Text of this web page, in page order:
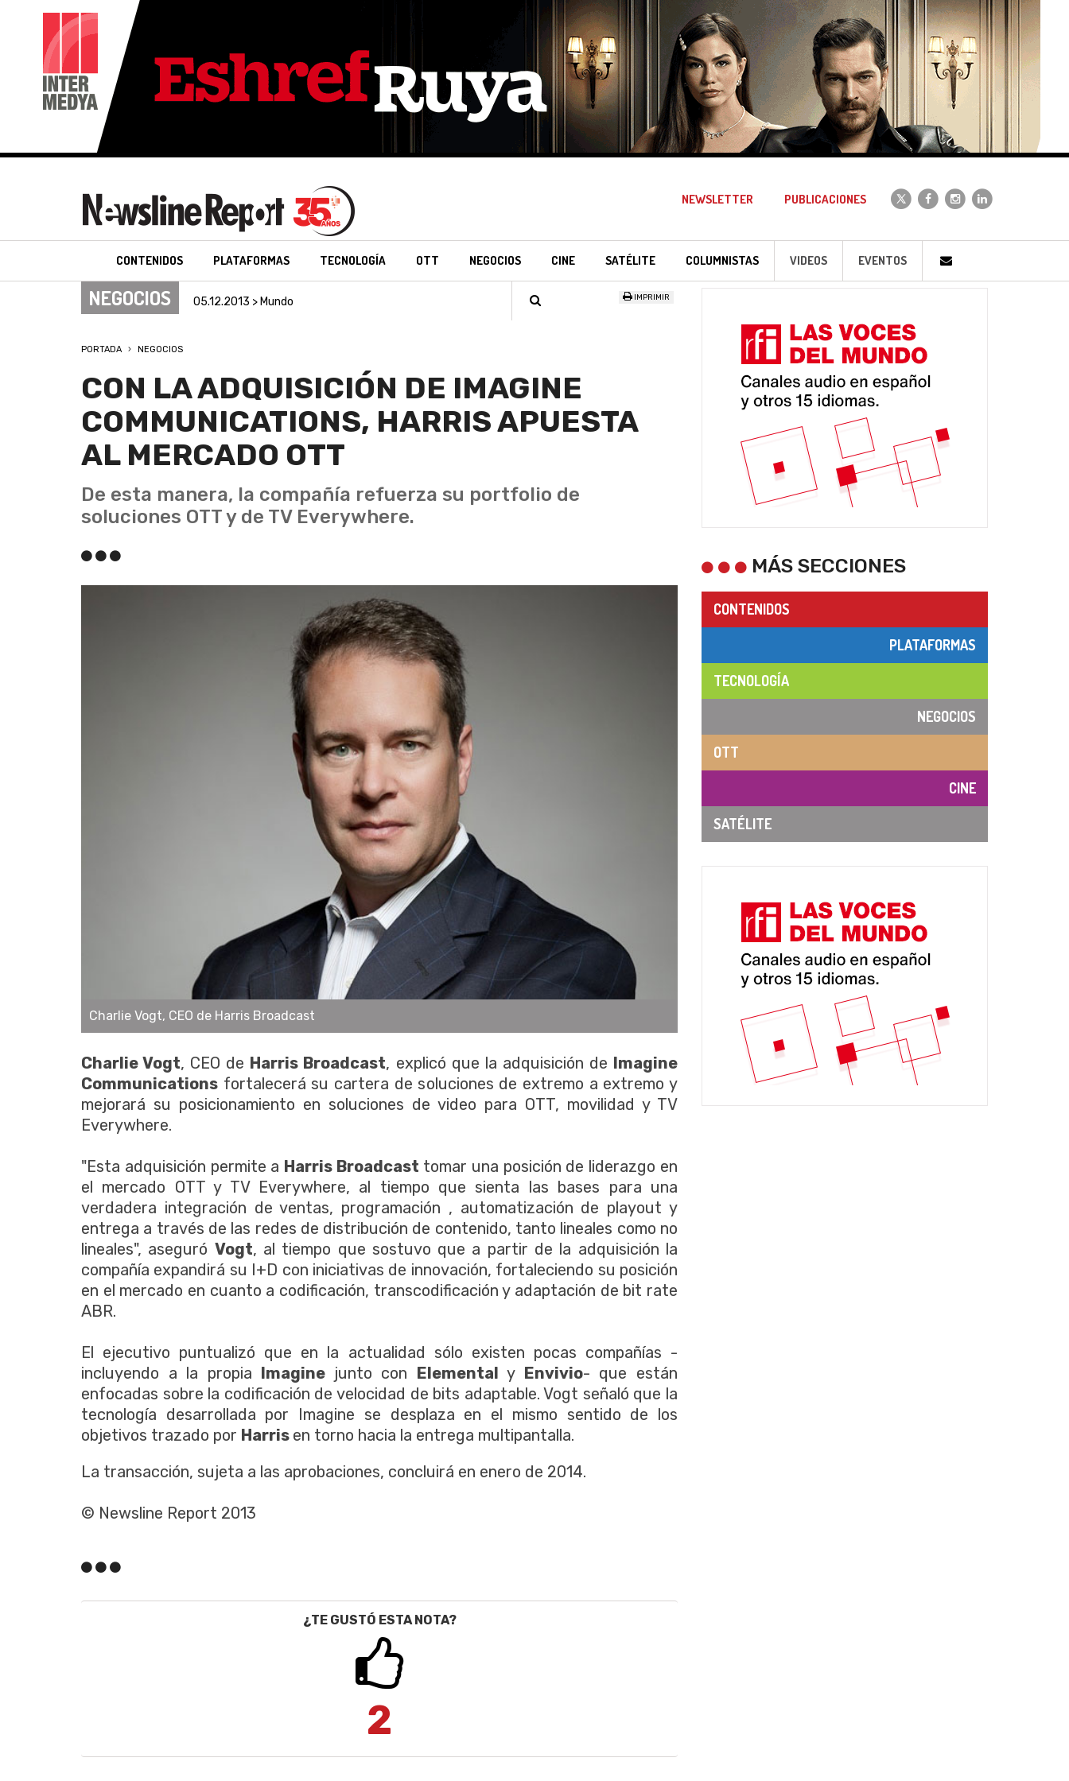
NEWSLETTER PUBLICACIONES
CONTENIDOS PLATAFORMAS TECNOLOGÍA OTT NEGOCIOS CINE SATÉLITE COLUMNISTAS VIDEOS EVENTOS
NEGOCIOS 05.12.2013 > Mundo IMPRIMIR
PORTADA NEGOCIOS
CON LA ADQUISICIÓN DE IMAGINE
COMMUNICATIONS, HARRIS APUESTA
AL MERCADO OTT
De esta manera, la compañía refuerza su portfolio de
soluciones OTT y de TV Everywhere.
Charlie Vogt, CEO de Harris Broadcast
Charlie Vogt, CEO de Harris Broadcast, explicó que la adquisición de Imagine
Communications fortalecerá su cartera de soluciones de extremo a extremo y
mejorará su posicionamiento en soluciones de video para OTT, movilidad y TV
Everywhere.
"Esta adquisición permite a Harris Broadcast tomar una posición de liderazgo en
el mercado OTT y TV Everywhere, al tiempo que sienta las bases para una
verdadera integración de ventas, programación , automatización de playout y
entrega a través de las redes de distribución de contenido, tanto lineales como no
lineales", aseguró Vogt, al tiempo que sostuvo que a partir de la adquisición la
compañía expandirá su I+D con iniciativas de innovación, fortaleciendo su posición
en el mercado en cuanto a codificación, transcodificación y adaptación de bit rate
ABR.
El ejecutivo puntualizó que en la actualidad sólo existen pocas compañías -
incluyendo a la propia Imagine junto con Elementaly Envivio- que están
enfocadas sobre la codificación de velocidad de bits adaptable. Vogt señaló que la
tecnología desarrollada por Imagine se desplaza en el mismo sentido de los
objetivos trazado por Harris en torno hacia la entrega multipantalla.
La transacción, sujeta a las aprobaciones, concluirá en enero de 2014.
© Newsline Report 2013
¿TE GUSTÓ ESTA NOTA?
2
MÁS SECCIONES
CONTENIDOS
PLATAFORMAS
TECNOLOGÍA
NEGOCIOS
OTT
CINE
SATÉLITE